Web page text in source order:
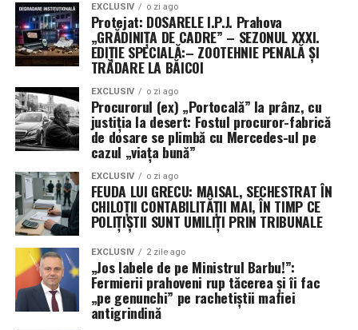
EXCLUSIV o zi ago
Protejat: DOSARELE I.P.J. Prahova
„GRĂDINIȚA DE CADRE” – SEZONUL XXXI.
EDIȚIE SPECIALĂ:– ZOOTEHNIE PENALĂ ȘI
TRĂDARE LA BĂICOI
EXCLUSIV o zi ago
Procurorul (ex) „Portocală” la prânz, cu
justiția la desert: Fostul procuror-fabrică
de dosare se plimbă cu Mercedes-ul pe
cazul „viața bună”
EXCLUSIV o zi ago
FEUDA LUI GRECU: MAISAL, SECHESTRAT ÎN
CHILOȚII CONTABILITĂȚII MAI, ÎN TIMP CE
POLIȚIȘTII SUNT UMILIȚI PRIN TRIBUNALE
EXCLUSIV 2 zile ago
„Jos labele de pe Ministrul Barbu!”:
Fermierii prahoveni rup tăcerea și îi fac
„pe genunchi” pe rachetiștii mafiei
antigrindină